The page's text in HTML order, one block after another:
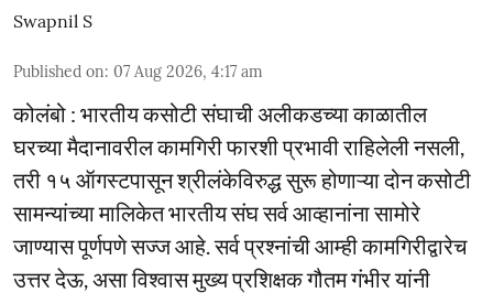
Swapnil S
Published on: 07 Aug 2026, 4:17 am
कोलंबो : भारतीय कसोटी संघाची अलीकडच्या काळातील
घरच्या मैदानावरील कामगिरी फारशी प्रभावी राहिलेली नसली,
तरी १५ ऑगस्टपासून श्रीलंकेविरुद्ध सुरू होणाऱ्या दोन कसोटी
सामन्यांच्या मालिकेत भारतीय संघ सर्व आव्हानांना सामोरे
जाण्यास पूर्णपणे सज्ज आहे. सर्व प्रश्नांची आम्ही कामगिरीद्वारेच
उत्तर देऊ, असा विश्वास मुख्य प्रशिक्षक गौतम गंभीर यांनी